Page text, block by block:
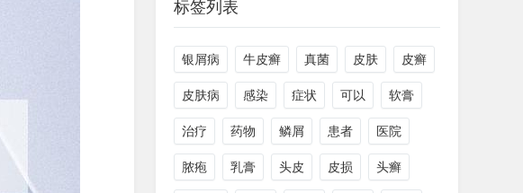
标签列表
银屑病 牛皮癣 真菌 皮肤 皮癣
皮肤病 感染 症状 可以 软膏
治疗 药物 鳞屑 患者 医院
脓疱 乳膏 头皮 皮损 头癣